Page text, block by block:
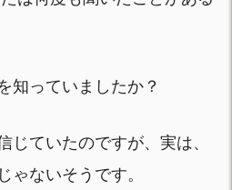
知っていましたか？
じていたのですが、実は、
ゃないそうです。